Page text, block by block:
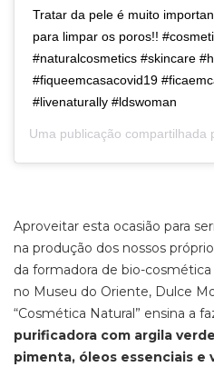
Tratar da pele é muito
para limpar os poros!!
#naturalcosmetics #skincare
#fiqueemcasacovid19
#livenaturally #ldswoman
Uma publicação compartilhada
Aproveitar esta ocasião para
na produção dos nossos
da formadora de bio-
no Museu do Oriente, Dulce
“Cosmética Natural” ensina a
purificadora com argila
pimenta, óleos essenciais e